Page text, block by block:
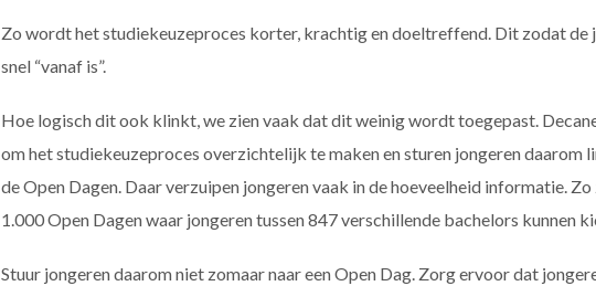
Zo wordt het studiekeuzeproces korter, krachtig en doeltreffend. Dit zodat de
snel “vanaf is”.
Hoe logisch dit ook klinkt, we zien vaak dat dit weinig wordt toegepast.
om het studiekeuzeproces overzichtelijk te maken en sturen jongeren daarom
de Open Dagen. Daar verzuipen jongeren vaak in de hoeveelheid informatie.
1.000 Open Dagen waar jongeren tussen 847 verschillende bachelors kunnen
Stuur jongeren daarom niet zomaar naar een Open Dag. Zorg ervoor dat